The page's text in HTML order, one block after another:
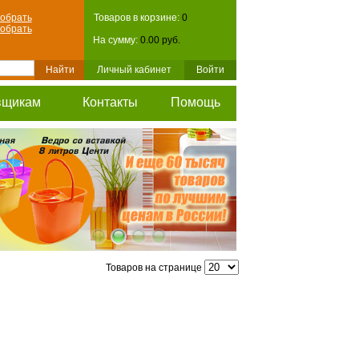
Товаров в корзине: 0
На сумму: 0.00 руб.
Личный кабинет Войти
Контакты Помощь
Товаров на странице